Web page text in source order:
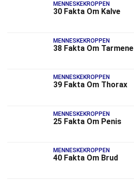
MENNESKEKROPPEN
30 Fakta Om Kalve
MENNESKEKROPPEN
38 Fakta Om Tarmene
MENNESKEKROPPEN
39 Fakta Om Thorax
MENNESKEKROPPEN
25 Fakta Om Penis
MENNESKEKROPPEN
40 Fakta Om Brud